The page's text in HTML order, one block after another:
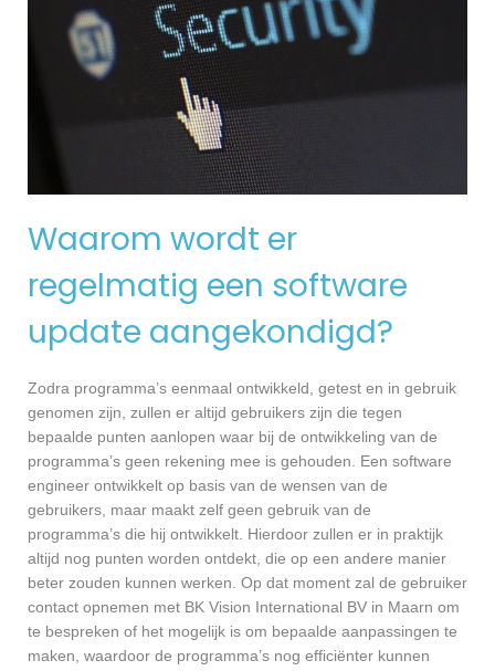
Waarom wordt er
regelmatig een software
update aangekondigd?
Zodra programma’s eenmaal ontwikkeld, getest en in gebruik
genomen zijn, zullen er altijd gebruikers zijn die tegen
bepaalde punten aanlopen waar bij de ontwikkeling van de
programma’s geen rekening mee is gehouden. Een software
engineer ontwikkelt op basis van de wensen van de
gebruikers, maar maakt zelf geen gebruik van de
programma’s die hij ontwikkelt. Hierdoor zullen er in praktijk
altijd nog punten worden ontdekt, die op een andere manier
beter zouden kunnen werken. Op dat moment zal de gebruiker
contact opnemen met BK Vision International BV in Maarn om
te bespreken of het mogelijk is om bepaalde aanpassingen te
maken, waardoor de programma’s nog efficiënter kunnen